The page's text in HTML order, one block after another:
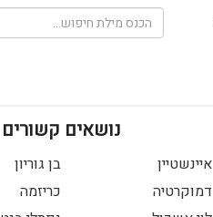
נושאים קשורים
איינשטיין
בן גוריון
דמוקרטיה
כריזמה